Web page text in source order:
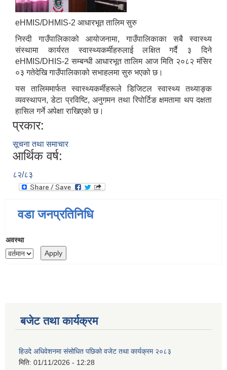
eHMIS/DHMIS-2 आधारभूत तालिम सुरु
निस्दी गाउँपालिकाको आयोजनामा, गाउँपालिकाका सबै स्वास्थ्य
संस्थामा कार्यरत स्वास्थ्यकर्मीहरुलाई लक्षित गर्दै ३ दिने
eHMIS/DHIS-2 सम्बन्धी आधारभूत तालिम आज मिति २०८२ मंसिर
०३ गतेदेखि गाउँपालिकाको सभाहलमा सुरु भएको छ।
यस तालिममार्फत स्वास्थ्यकर्मीहरूले डिजिटल स्वास्थ्य तथ्याङ्क
व्यवस्थापन, डेटा प्रविष्टि, अनुगमन तथा रिपोर्टिङ क्षमतामा थप दक्षता
हासिल गर्ने अपेक्षा राखिएको छ।
प्रकार:
सूचना तथा समाचार
आर्थिक वर्ष:
८२/८३
वडा जनप्रतिनिधि
अवस्था
बजेट तथा कार्यक्रम
हिउदे अधिवेशनमा संसोधित पछिको वजेट तथा कार्यक्रम २०८३
मिति: 01/11/2026 - 12:28